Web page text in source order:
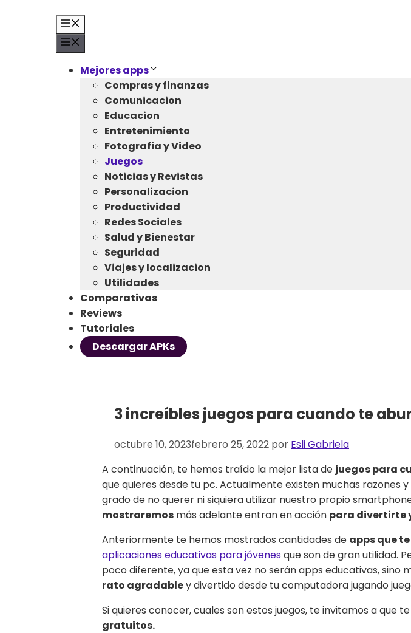
contenido
Mejores apps
Compras y finanzas
Comunicacion
Educacion
Entretenimiento
Fotografia y Video
Juegos
Noticias y Revistas
Personalizacion
Productividad
Redes Sociales
Salud y Bienestar
Seguridad
Viajes y localizacion
Utilidades
Comparativas
Reviews
Tutoriales
Descargar APKs
3 increíbles juegos para cuando te
octubre 10, 2023febrero 25, 2022 por Esli Gabriela
A continuación, te hemos traído la mejor lista de juegos para
que quieres desde tu pc. Actualmente existen muchas razones
grado de no querer ni siquiera utilizar nuestro propio
mostraremos más adelante entran en acción para divertirte
Anteriormente te hemos mostrados cantidades de apps que
aplicaciones educativas para jóvenesque son de gran utilidad.
poco diferente, ya que esta vez no serán apps educativas, sino
rato agradabley divertido desde tu computadora jugando
Si quieres conocer, cuales son estos juegos, te invitamos a que
gratuitos.